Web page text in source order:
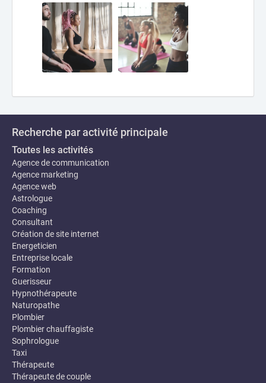
Recherche par activité principale
Toutes les activités
Agence de communication
Agence marketing
Agence web
Astrologue
Coaching
Consultant
Création de site internet
Energeticien
Entreprise locale
Formation
Guerisseur
Hypnothérapeute
Naturopathe
Plombier
Plombier chauffagiste
Sophrologue
Taxi
Thérapeute
Thérapeute de couple